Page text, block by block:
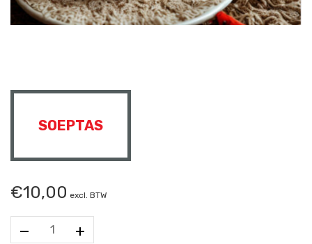
SOEPTAS
€10,00 excl. BTW